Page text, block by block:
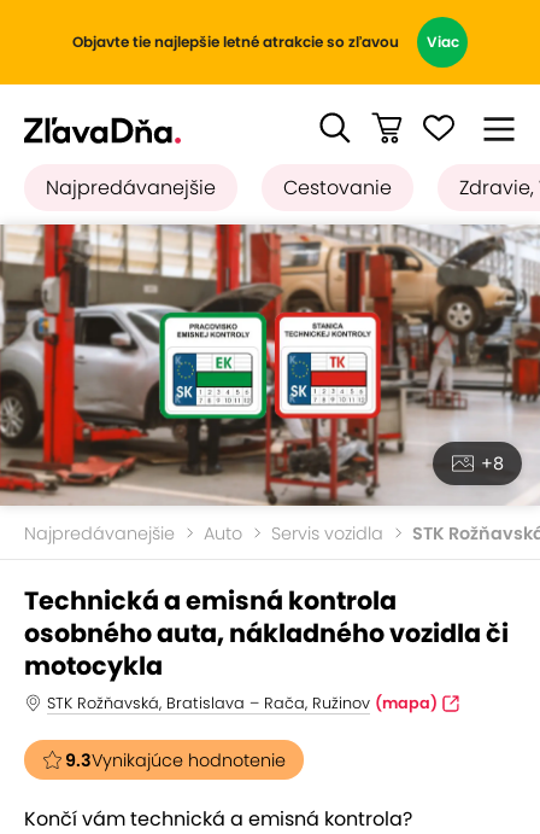
Objavte tie najlepšie letné atrakcie so zľavou Viac
Najpredávanejšie Cestovanie Zdravie,
+8
Najpredávanejšie Auto Servis vozidla STK
Technická a emisná kontrola
osobného auta, nákladného vozidla či
motocykla
STK Rožňavská, Bratislava – Rača, Ružinov (mapa)
9.3Vynikajúce hodnotenie
Končí vám technická a emisná kontrola?